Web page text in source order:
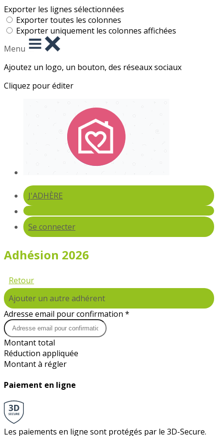
Exporter les lignes sélectionnées
Exporter toutes les colonnes
Exporter uniquement les colonnes affichées
Menu
Ajoutez un logo, un bouton, des réseaux sociaux
Cliquez pour éditer
J'ADHÈRE
Se connecter
Adhésion 2026
Retour
Ajouter un autre adhérent
Adresse email pour confirmation *
Montant total
Réduction appliquée
Montant à régler
Paiement en ligne
Les paiements en ligne sont protégés par le 3D-Secure.